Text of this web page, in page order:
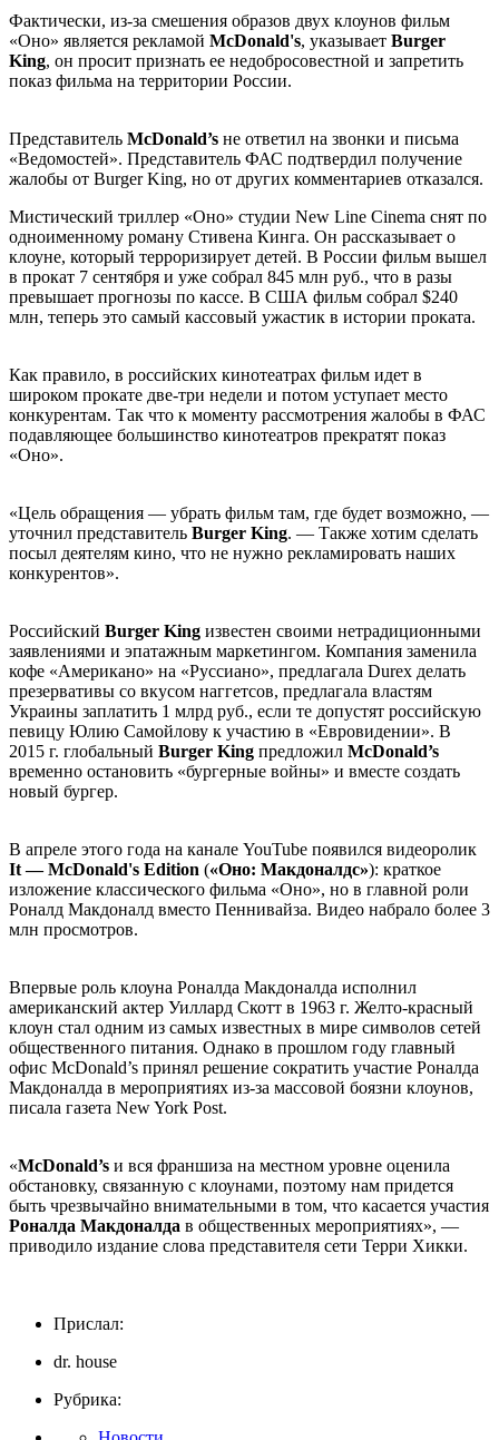
Фактически, из-за смешения образов двух клоунов фильм
«Оно» является рекламой McDonald's, указывает Burger
King, он просит признать ее недобросовестной и запретить
показ фильма на территории России.
Представитель McDonald’s не ответил на звонки и письма
«Ведомостей». Представитель ФАС подтвердил получение
жалобы от Burger King, но от других комментариев отказался.
Мистический триллер «Оно» студии New Line Cinema снят по
одноименному роману Стивена Кинга. Он рассказывает о
клоуне, который терроризирует детей. В России фильм вышел
в прокат 7 сентября и уже собрал 845 млн руб., что в разы
превышает прогнозы по кассе. В США фильм собрал $240
млн, теперь это самый кассовый ужастик в истории проката.
Как правило, в российских кинотеатрах фильм идет в
широком прокате две-три недели и потом уступает место
конкурентам. Так что к моменту рассмотрения жалобы в ФАС
подавляющее большинство кинотеатров прекратят показ
«Оно».
«Цель обращения — убрать фильм там, где будет возможно, —
уточнил представитель Burger King. — Также хотим сделать
посыл деятелям кино, что не нужно рекламировать наших
конкурентов».
Российский Burger King известен своими нетрадиционными
заявлениями и эпатажным маркетингом. Компания заменила
кофе «Американо» на «Руссиано», предлагала Durex делать
презервативы со вкусом наггетсов, предлагала властям
Украины заплатить 1 млрд руб., если те допустят российскую
певицу Юлию Самойлову к участию в «Евровидении». В
2015 г. глобальный Burger King предложил McDonald’s
временно остановить «бургерные войны» и вместе создать
новый бургер.
В апреле этого года на канале YouTube появился видеоролик
It — McDonald's Edition («Оно: Макдоналдс»): краткое
изложение классического фильма «Оно», но в главной роли
Роналд Макдоналд вместо Пеннивайза. Видео набрало более 3
млн просмотров.
Впервые роль клоуна Роналда Макдоналда исполнил
американский актер Уиллард Скотт в 1963 г. Желто-красный
клоун стал одним из самых известных в мире символов сетей
общественного питания. Однако в прошлом году главный
офис McDonald’s принял решение сократить участие Роналда
Макдоналда в мероприятиях из-за массовой боязни клоунов,
писала газета New York Post.
«McDonald’s и вся франшиза на местном уровне оценила
обстановку, связанную с клоунами, поэтому нам придется
быть чрезвычайно внимательными в том, что касается участия
Роналда Макдоналда в общественных мероприятиях», —
приводило издание слова представителя сети Терри Хикки.
Прислал:
dr. house
Рубрика: